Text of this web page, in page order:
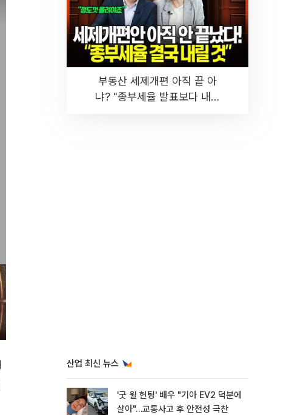
부동산 세제개편 아직 끝 아
냐? "종부세율 발표보다 내릴
산업 최신 뉴스
'굿 윌 헌팅' 배우 "기아 EV2 덕분에
살아"…교통사고 후 안전성 극찬